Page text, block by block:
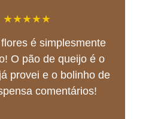
é simplesmente
O pão de queijo é o
provei e o bolinho de
comentários!
★★★★★